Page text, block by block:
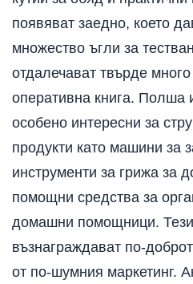
появяват заедно, което
множество ъгли за
отдалечават твърде
оперативна книга. Полша
особено интересни за
продукти като машини за
инструменти за грижа за
помощни средства за
домашни помощници. Тези
възнаграждават по-
от по-шумния маркетинг.